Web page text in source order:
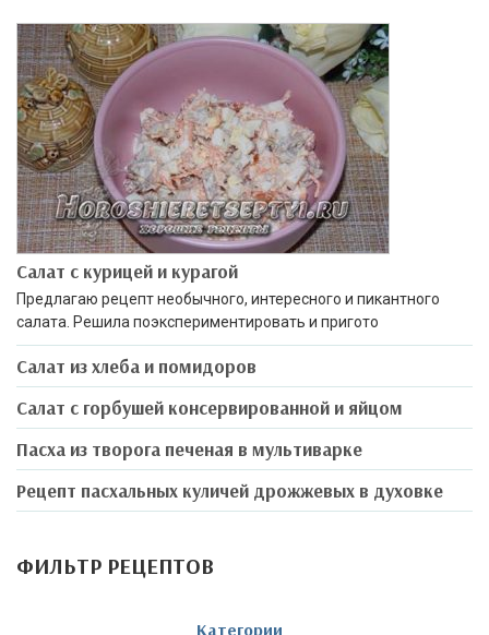
Салат с курицей и курагой
Предлагаю рецепт необычного, интересного и пикантного
салата. Решила поэкспериментировать и пригото
Салат из хлеба и помидоров
Салат с горбушей консервированной и яйцом
Пасха из творога печеная в мультиварке
Рецепт пасхальных куличей дрожжевых в духовке
ФИЛЬТР РЕЦЕПТОВ
Категории